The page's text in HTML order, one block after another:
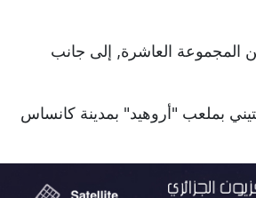
المجموعة العاشرة, إلى جانب
17 يونيو بلقاء المنتخب الأرجنتيني بملعب "أروهيد" بمدينة كانساس